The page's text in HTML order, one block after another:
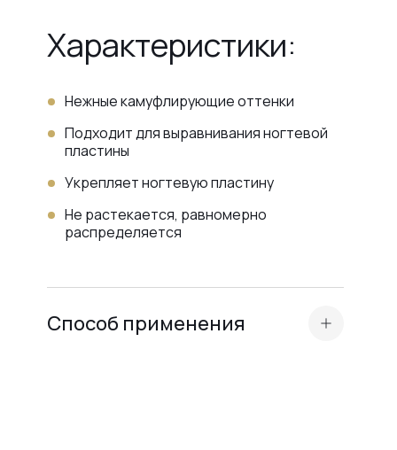
Характеристики:
Нежные камуфлирующие оттенки
Подходит для выравнивания ногтевой
пластины
Укрепляет ногтевую пластину
Не растекается, равномерно
распределяется
Способ применения